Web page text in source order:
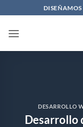
al
contenido
DESARROLLO
Desarrollo